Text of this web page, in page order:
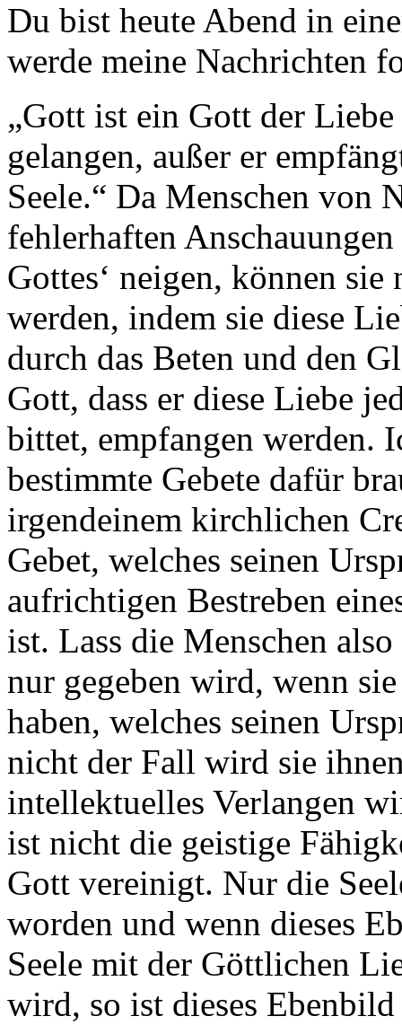
Du bist heute Abend in
werde meine Nachrichten
„Gott ist ein Gott der
gelangen, außer er
Seele.“ Da Menschen von
fehlerhaften
Gottes‘ neigen, können
werden, indem sie diese
durch das Beten und den
Gott, dass er diese Liebe
bittet, empfangen werden.
bestimmte Gebete dafür
irgendeinem kirchlichen
Gebet, welches seinen
aufrichtigen Bestreben
ist. Lass die Menschen
nur gegeben wird, wenn
haben, welches seinen
nicht der Fall wird sie
intellektuelles Verlangen
ist nicht die geistige
Gott vereinigt. Nur die
worden und wenn dieses
Seele mit der Göttlichen
wird, so ist dieses